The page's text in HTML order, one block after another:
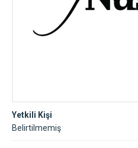
Yetkili Kişi
Belirtilmemiş